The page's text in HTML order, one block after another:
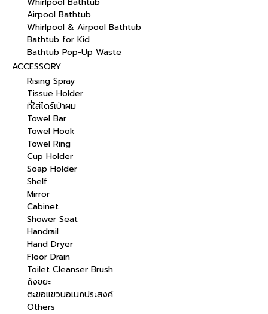
Airpool Bathtub
Whirlpool & Airpool Bathtub
Bathtub for Kid
Bathtub Pop-Up Waste
ACCESSORY
Rising Spray
Tissue Holder
ที่ใส่ไดร์เป่าผม
Towel Bar
Towel Hook
Towel Ring
Cup Holder
Soap Holder
Shelf
Mirror
Cabinet
Shower Seat
Handrail
Hand Dryer
Floor Drain
Toilet Cleanser Brush
ถังขยะ
ตะขอแขวนอเนกประสงค์
Others